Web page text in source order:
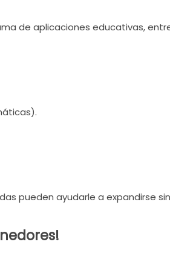
de aplicaciones educativas,
pueden ayudarle a expandirse